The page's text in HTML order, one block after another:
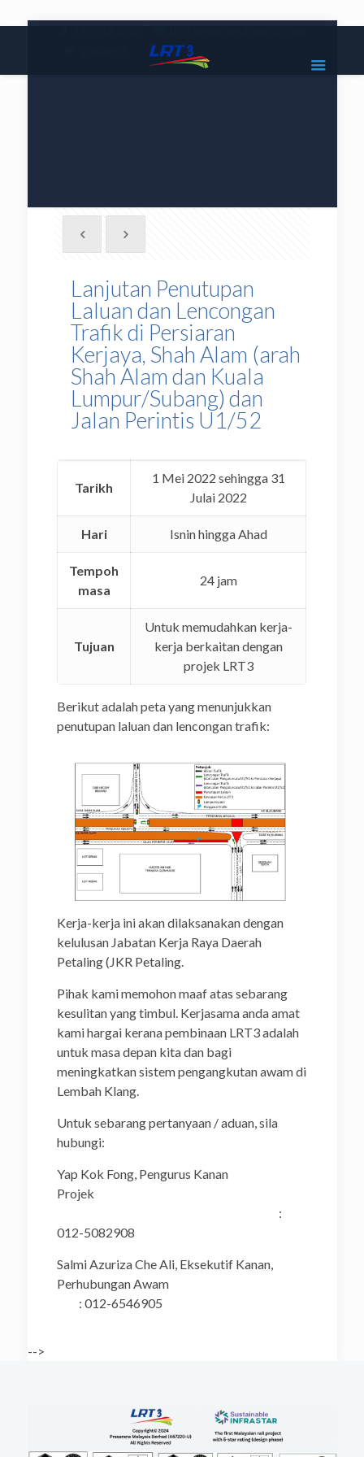
|
Lanjutan Penutupan
Laluan dan Lencongan
Trafik di Persiaran
Kerjaya, Shah Alam (arah
Shah Alam dan Kuala
Lumpur/Subang) dan
Jalan Perintis U1/52
Tarikh
1 Mei 2022 sehingga 31
Julai 2022
Hari Isnin hingga Ahad
Tempoh
masa
24 jam
Tujuan
Untuk memudahkan kerja-
kerja berkaitan dengan
projek LRT3
Berikut adalah peta yang menunjukkan
penutupan laluan dan lencongan trafik:
Kerja-kerja ini akan dilaksanakan dengan
kelulusan Jabatan Kerja Raya Daerah
Petaling (JKR Petaling.
Pihak kami memohon maaf atas sebarang
kesulitan yang timbul. Kerjasama anda amat
kami hargai kerana pembinaan LRT3 adalah
untuk masa depan kita dan bagi
meningkatkan sistem pengangkutan awam di
Lembah Klang.
Untuk sebarang pertanyaan / aduan, sila
hubungi:
Yap Kok Fong, Pengurus Kanan
Projek
:
012-5082908
Salmi Azuriza Che Ali, Eksekutif Kanan,
Perhubungan Awam
: 012-6546905
-->